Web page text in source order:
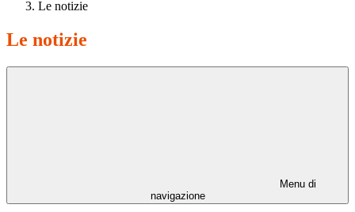
Le notizie
Le notizie
Menu di
navigazione